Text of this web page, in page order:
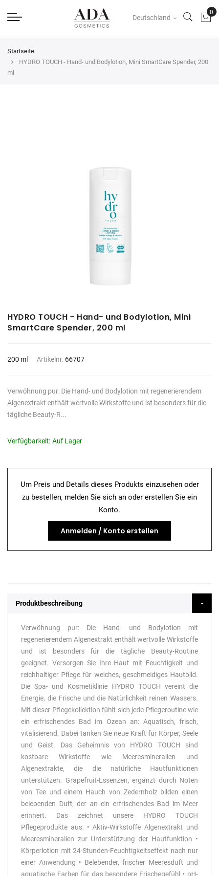
Deutschland
Startseite
HYDRO TOUCH - Hand- und Bodylotion, Mini SmartCare Spender, 200
ml
HYDRO TOUCH - Hand- und Bodylotion, Mini
SmartCare Spender, 200 ml
200 ml Artikelnr. 66707
Verwöhnung pur: Die Hand- und Bodylotion mit regenerierendem
Algenextrakt enthält wertvolle Wirkstoffe und ist besonders für die
tägliche Beauty-R...
Verfügbarkeit: Auf Lager
Um Preis und Details dieses Produkts einzusehen oder
zu bestellen, melden Sie sich an oder erstellen Sie ein
Konto.
Anmelden / Konto erstellen
Produktbeschreibung
Verwöhnung pur: Die Hand- und Bodylotion mit
regenerierendem Algenextrakt enthält wertvolle Wirkstoffe
und ist besonders für die tägliche Beauty-Routine
geeignet. Versorgen Sie Ihre Haut mit Feuchtigkeit und
reichhaltiger Pflege für weiches, geschmeidiges Hautbild.
Die Spa- und Kosmetiklinie HYDRO TOUCH vereint die
Energie, die Frische und die Natürlichkeit reinen Wassers.
Mit dieser Pflegekollektion fühlt sich jede Pflegeroutine wie
ein erfrischendes Bad im Ozean an: Aquatisch, frisch,
vitalisierend. Dabei tanken Sie neue Kraft für Körper, Seele
und Geist. Das Geheimnis von HYDRO TOUCH sind
kostbare Wirkstoffe wie Meeresmineralien und
Algenextrakte, die die natürliche Hautfunktionen
unterstützen. Grapefruit-Essenzen, ergänzt durch Noten
von Tee und einem Hauch von Zedernholz bilden einen
belebenden Duft, der an ein erfrischendes Bad im Meer
erinnert. Das zeichnet unsere HYDRO TOUCH
Pflegeprodukte aus: • Aktiv-Wirkstoffe Algenextrakt und
Meeresmineralien zur Unterstützung der Hautfunktion •
Körperlotion mit 24-Stunden-Feuchtigkeitseffekt nach nur
einer Anwendung • Belebender, frischer Meeresduft und
aquatische Farben für das besondere Frischegefühl • pH-